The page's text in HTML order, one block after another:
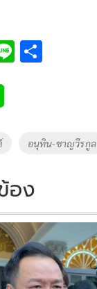
Li
อนุทิน-ชาญวีรกูล
อง